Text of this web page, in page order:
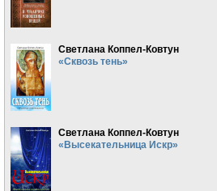
Светлана Коппел-Ковтун
«Сквозь тень»
Светлана Коппел-Ковтун
«Высекательница Искр»